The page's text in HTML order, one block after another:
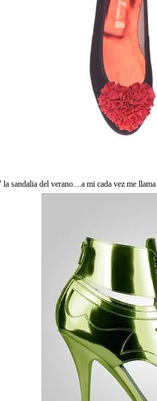
sandalia del verano....a mi cada vez me